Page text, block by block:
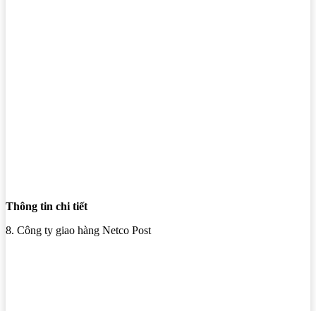
Thông tin chi tiết
8. Công ty giao hàng Netco Post